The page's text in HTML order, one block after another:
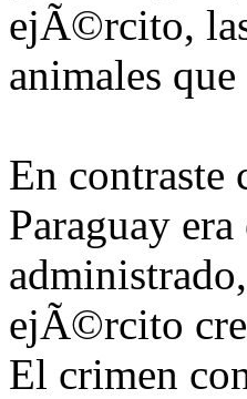
ejÃ©rcito,
animales
En contraste
Paraguay
ejÃ©rcito
El crimen